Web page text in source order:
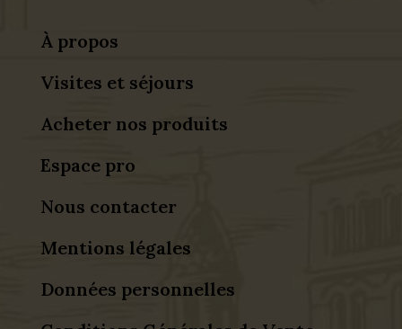
À propos
Visites et séjours
Acheter nos produits
Espace pro
Nous contacter
Mentions légales
Données personnelles